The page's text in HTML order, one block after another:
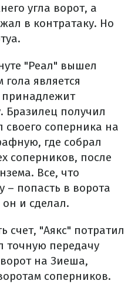
угла ворот, а
в контратаку. Но
"Реал" вышел
гола является
принадлежит
Бразилец получил
своего соперника на
где собрал
соперников, после
Все, что
– попасть в ворота
и сделал.
счет, "Аякс" потратил
точную передачу
на Зиеша,
соперников.